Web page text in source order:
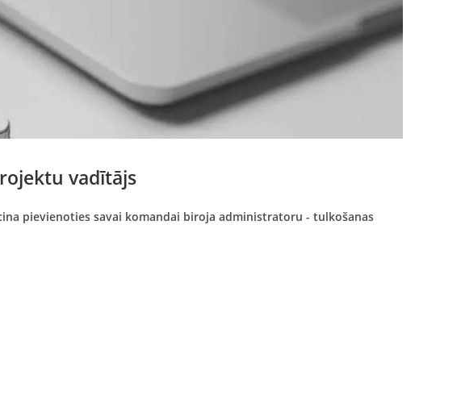
vadītājs
pievienoties savai komandai biroja administratoru - tulkošanas